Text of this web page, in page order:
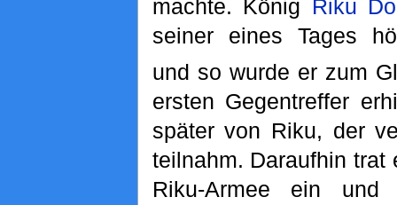
machte. König Riku
seiner eines Tages
und so wurde er zum
ersten Gegentreffer
später von Riku, der
teilnahm. Daraufhin trat
Riku-Armee ein und